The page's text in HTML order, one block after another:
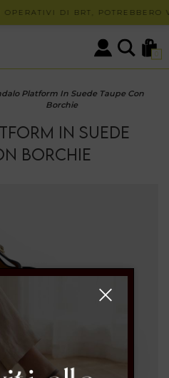
DI BRT,
0
Platform In Suede Taupe Con
Borchie
IN SUEDE
BORCHIE